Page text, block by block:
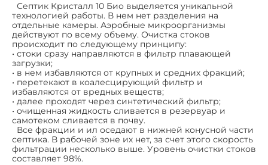
Септик Кристалл 10 Био выделяется уникальной
технологией работы. В нем нет разделения на
отдельные камеры. Аэробные микроорганизмы
действуют по всему объему. Очистка стоков
происходит по следующему принципу:
• стоки сразу направляются в фильтр плавающей
загрузки;
• в нем избавляются от крупных и средних фракций;
• перетекают в коалесцирующий фильтр и
избавляются от вредных веществ;
• далее проходят через синтетический фильтр;
• очищенная жидкость сливается в резервуар и
самотеком сливается в почву.
Все фракции и ил оседают в нижней конусной части
септика. В рабочей зоне их нет, за счет этого скорость
фильтрации несколько выше. Уровень очистки стоков
составляет 98%.